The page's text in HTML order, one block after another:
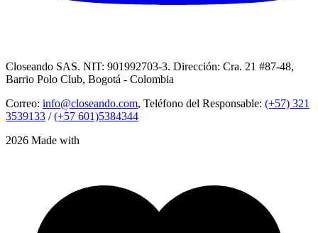
Closeando SAS. NIT: 901992703-3. Dirección: Cra. 21 #87-48,
Barrio Polo Club, Bogotá - Colombia
Correo: info@closeando.com, Teléfono del Responsable: (+57) 321
3539133 /(+57 601)5384344
2026 Made with